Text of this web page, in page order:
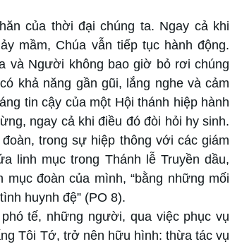
của thời đại chúng ta. Ngay cả khi
mầm, Chúa vẫn tiếp tục hành động.
và Người không bao giờ bỏ rơi chúng
khả năng gần gũi, lắng nghe và cảm
tin cậy của một Hội thánh hiệp hành
ngay cả khi điều đó đòi hỏi hy sinh.
trong sự hiệp thông với các giám
linh mục trong Thánh lễ Truyền dầu,
đoàn của mình, “bằng những mối
huynh đệ” (PO 8).
tế, những người, qua việc phục vụ
Tôi Tớ, trở nên hữu hình: thừa tác vụ